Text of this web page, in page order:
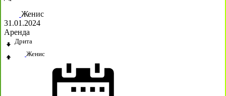
Женис
31.01.2024
Аренда
Дрита
Женис